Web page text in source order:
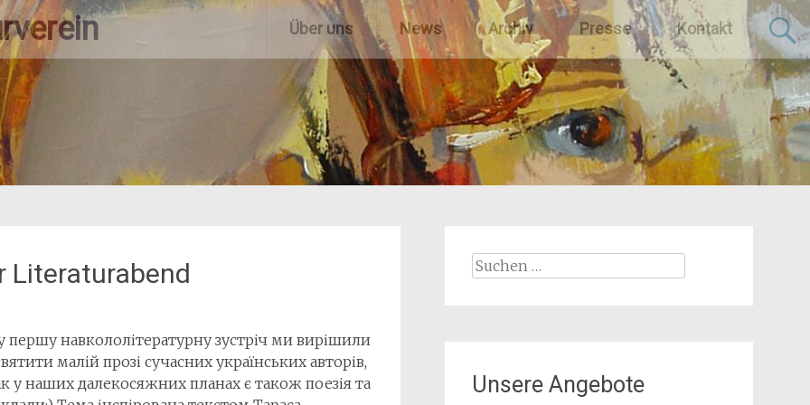
Über uns News Archiv Presse Kontakt
Literaturabend
першу навкололітературну зустріч ми вирішили
малій прозі сучасних українських авторів,
у наших далекосяжних планах є також поезія та
Suchen
Unsere Angebote